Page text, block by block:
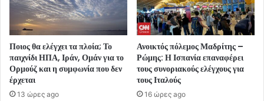
Ποιος θα ελέγχει τα πλοία; Το
παιχνίδι ΗΠΑ, Ιράν, Ομάν για το
Ορμούζ και η συμφωνία που δεν
έρχεται
13 ώρες ago
Ανοικτός πόλεμος Μαδρίτης –
Ρώμης: Η Ισπανία επαναφέρει
τους συνοριακούς ελέγχους για
τους Ιταλούς
16 ώρες ago